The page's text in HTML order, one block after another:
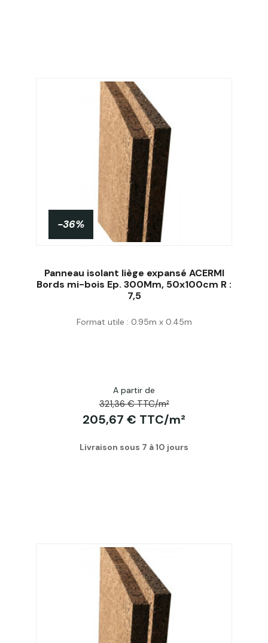
-36%
Panneau isolant liège expansé ACERMI
Bords mi-bois Ep. 300Mm, 50x100cm R :
7,5
Format utile : 0.95m x 0.45m
A partir de
321,36 € TTC/m²
205,67 € TTC/m²
Livraison sous 7 à 10 jours